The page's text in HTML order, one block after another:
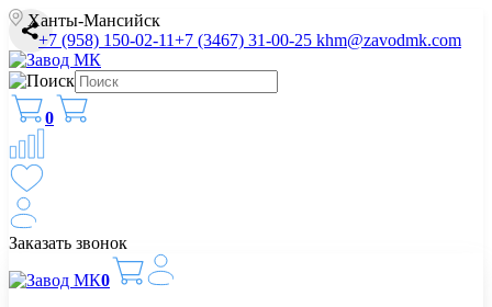
Ханты-Мансийск
+7 (958) 150-02-11+7 (3467) 31-00-25 khm@zavodmk.com
0
Заказать звонок
0